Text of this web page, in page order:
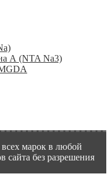
А (NTA Na3)
марок в любой
сайта без разрешения